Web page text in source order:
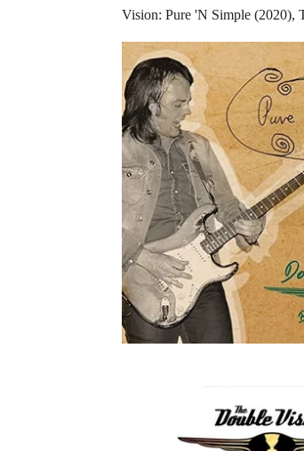
Vision: Pure 'N Simple (2020),